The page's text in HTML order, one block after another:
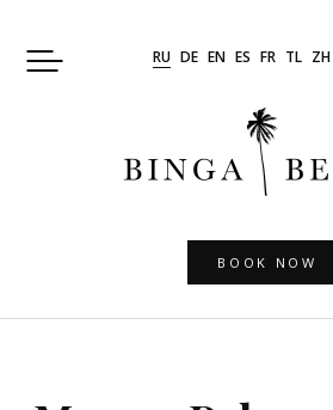
RU DE EN ES FR TL ZH
BOOK NOW